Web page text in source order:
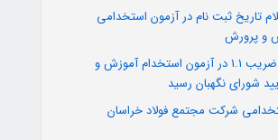
تاریخ ثبت نام در آزمون استخدامی
و پرورش
اختصاص ضریب 1.1 در آزمون استخدام آموزش و
شورای نگهبان رسید
شرکت مجتمع فولاد خراسان